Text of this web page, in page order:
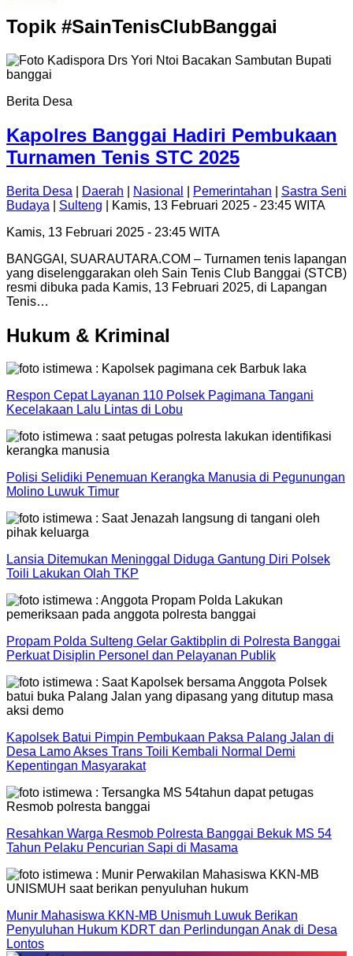
Topik #SainTenisClubBanggai
Berita Desa
Kapolres Banggai Hadiri Pembukaan
Turnamen Tenis STC 2025
Berita Desa Daerah Nasional Pemerintahan
Sastra Seni
Budaya
Sulteng | Kamis, 13 Februari 2025 - 23:45 WITA
Kamis, 13 Februari 2025 - 23:45 WITA
BANGGAI, SUARAUTARA.COM – Turnamen tenis lapangan
yang diselenggarakan oleh Sain Tenis Club Banggai (STCB)
resmi dibuka pada Kamis, 13 Februari 2025, di Lapangan
Tenis…
Hukum & Kriminal
Respon Cepat Layanan 110 Polsek Pagimana Tangani
Kecelakaan Lalu Lintas di Lobu
Polisi Selidiki Penemuan Kerangka Manusia di Pegunungan
Molino Luwuk Timur
Lansia Ditemukan Meninggal Diduga Gantung Diri Polsek
Toili Lakukan Olah TKP
Propam Polda Sulteng Gelar Gaktibplin di Polresta Banggai
Perkuat Disiplin Personel dan Pelayanan Publik
Kapolsek Batui Pimpin Pembukaan Paksa Palang Jalan di
Desa Lamo Akses Trans Toili Kembali Normal Demi
Kepentingan Masyarakat
Resahkan Warga Resmob Polresta Banggai Bekuk MS 54
Tahun Pelaku Pencurian Sapi di Masama
Munir Mahasiswa KKN-MB Unismuh Luwuk Berikan
Penyuluhan Hukum KDRT dan Perlindungan Anak di Desa
Lontos